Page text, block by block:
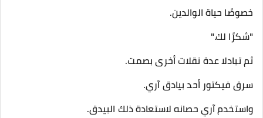
خصوصًا حياة الوالدين.
"شكرًا لك."
ثم تبادلا عدة نقلات أخرى بصمت.
سرق فيكتور أحد بيادق آري.
واستخدم آري حصانه لاستعادة ذلك البيدق.